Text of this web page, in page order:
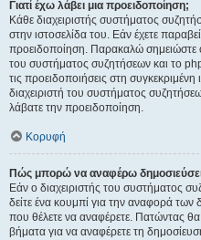
Γιατί έχω λάβει μια προειδοποίηση;
Κάθε διαχειριστής συστήματος
στην ιστοσελίδα του. Εάν έχετε
προειδοποίηση. Παρακαλώ σημειώστε
του συστήματος συζητήσεων και το
τις προειδοποιήσεις στη
διαχειριστή του συστήματος
λάβατε την προειδοποίηση.
Κορυφή
Πώς μπορώ να αναφέρω
Εάν ο διαχειριστής του συστήματος
δείτε ένα κουμπί για την αναφορά
που θέλετε να αναφέρετε. Πατώντας
βήματα για να αναφέρετε τη